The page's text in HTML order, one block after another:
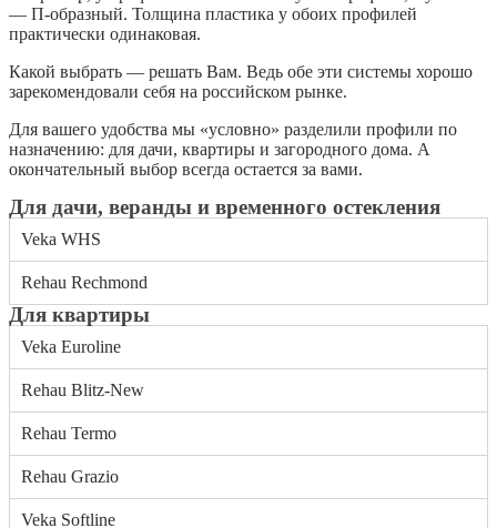
— П-образный. Толщина пластика у обоих профилей
практически одинаковая.
Какой выбрать — решать Вам. Ведь обе эти системы хорошо
зарекомендовали себя на российском рынке.
Для вашего удобства мы «условно» разделили профили по
назначению: для дачи, квартиры и загородного дома. А
окончательный выбор всегда остается за вами.
Для дачи, веранды и временного остекления
Veka WHS
Rehau Rechmond
Для квартиры
Veka Euroline
Rehau Blitz-New
Rehau Termo
Rehau Grazio
Veka Softline